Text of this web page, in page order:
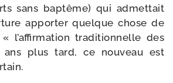
sans bap­tême) qui admet­tait
appor­ter quelque chose de
l’affirmation tra­di­tion­nelle des
ans plus tard, ce nou­veau est